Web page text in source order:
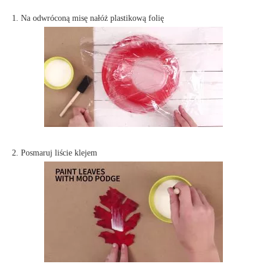
1. Na odwróconą misę nałóż plastikową folię
2. Posmaruj liście klejem